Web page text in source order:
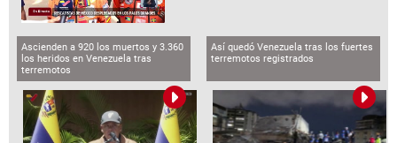
Ascienden a 920 los muertos y 3.360
los heridos en Venezuela tras
terremotos
Así quedó Venezuela tras los fuertes
terremotos registrados